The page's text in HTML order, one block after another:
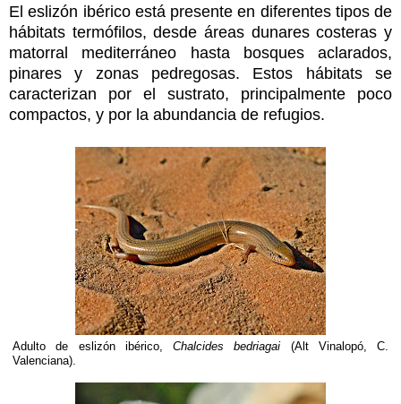
El eslizón ibérico está presente en diferentes tipos de
hábitats termófilos, desde áreas dunares costeras y
matorral mediterráneo hasta bosques aclarados,
pinares y zonas pedregosas. Estos hábitats se
caracterizan por el sustrato, principalmente poco
compactos, y por la abundancia de refugios.
Adulto de eslizón ibérico, Chalcides bedriagai (Alt Vinalopó, C.
Valenciana).